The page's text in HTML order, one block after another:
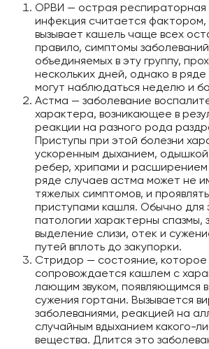
ОРВИ — острая респираторная
инфекция считается фактором,
вызывает кашель чаще всех
правило, симптомы
объединяемых в эту группу,
нескольких дней, однако в
могут наблюдаться неделю и
Астма — заболевание
характера, возникающее в
реакции на разного рода
Приступы при этой болезни
ускоренным дыханием,
ребер, хрипами и расширением
ряде случаев астма может не
тяжелых симптомов, и
приступами кашля. Обычно для
патологии характерны спазмы,
выделение слизи, отек и
путей вплоть до закупорки.
Стридор — состояние, которое
сопровождается кашлем с
лающим звуком, появляющимся в
сужения гортани. Вызывается
заболеваниями, реакцией на
случайным вдыханием какого-
вещества. Длится это